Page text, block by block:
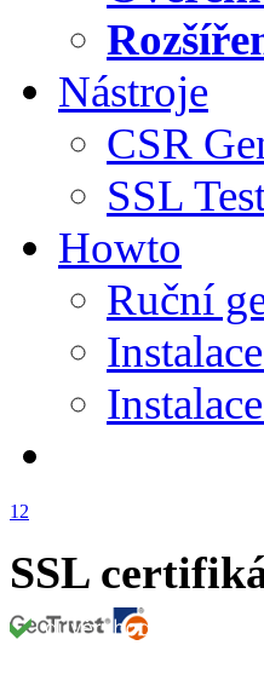
Nástroje
CSR
SSL
Howto
Ruční
1 2
SSL